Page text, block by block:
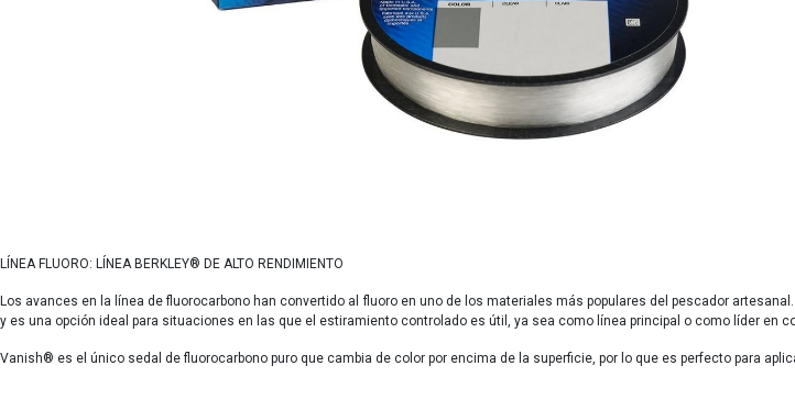
LÍNEA FLUORO: LÍNEA BERKLEY® DE ALTO RENDIMIENTO
Los avances en la línea de fluorocarbono han convertido al fluoro en uno de los materiales más populares del pescador
y es una opción ideal para situaciones en las que el estiramiento controlado es útil, ya sea como línea principal o como líder en
Vanish® es el único sedal de fluorocarbono puro que cambia de color por encima de la superficie, por lo que es perfecto para